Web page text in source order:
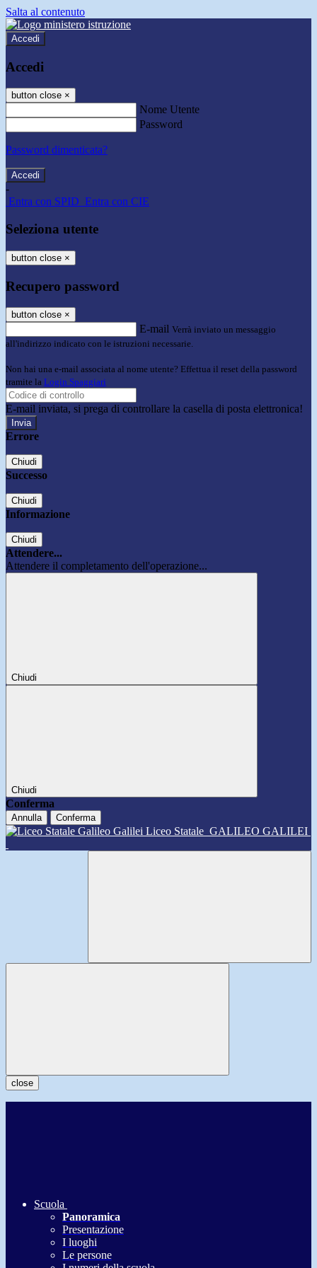
Salta al contenuto
Accedi
Accedi
button close ×
Nome Utente
Password
Password dimenticata?
-
Entra con SPID Entra con CIE
Seleziona utente
button close ×
Recupero password
button close ×
E-mail Verrà inviato un messaggio
all'indirizzo indicato con le istruzioni necessarie.
Non hai una e-mail associata al nome utente? Effettua il reset della password
tramite la Login Spaggiari
E-mail inviata, si prega di controllare la casella di posta elettronica!
Errore
Chiudi
Successo
Chiudi
Informazione
Chiudi
Attendere...
Attendere il completamento dell'operazione...
Chiudi
Chiudi
Conferma
Annulla Conferma
Liceo Statale GALILEO GALILEI
close
Scuola
Panoramica
Presentazione
I luoghi
Le persone